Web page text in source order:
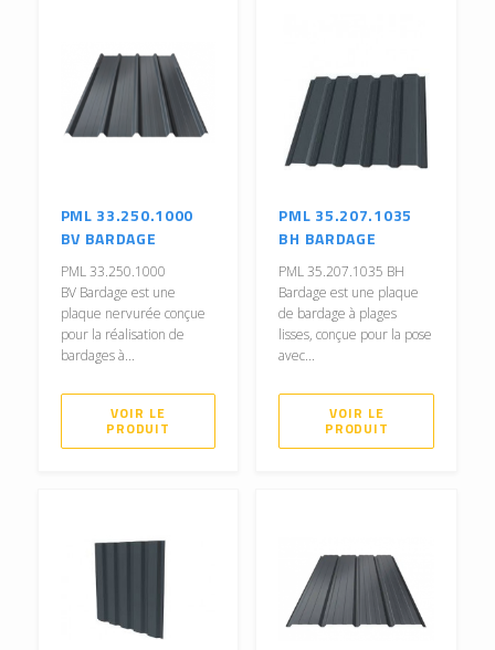
PML 33.250.1000
BV BARDAGE
PML 33.250.1000
BV Bardage est une
plaque nervurée conçue
pour la réalisation de
bardages à...
VOIR LE
PRODUIT
PML 35.207.1035
BH BARDAGE
PML 35.207.1035 BH
Bardage est une plaque
de bardage à plages
lisses, conçue pour la pose
avec...
VOIR LE
PRODUIT